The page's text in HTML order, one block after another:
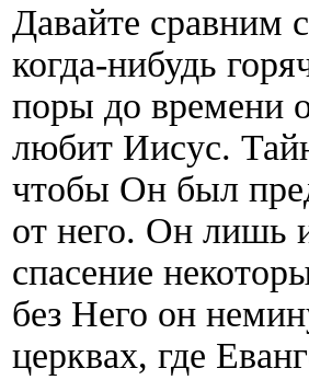
Давайте сравним
когда-нибудь
поры до времени
любит Иисус.
чтобы Он был
от него. Он лишь
спасение
без Него он
церквах, где